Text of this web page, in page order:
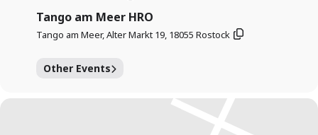
Wir bitten sehr um eine Anmeldung unter
zusammen besser planen können
Tango am Meer HRO
Tango am Meer, Alter Markt 19, 18055 Rostock
Other Events